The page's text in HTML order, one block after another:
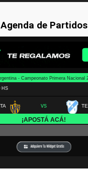
Agenda de Partidos